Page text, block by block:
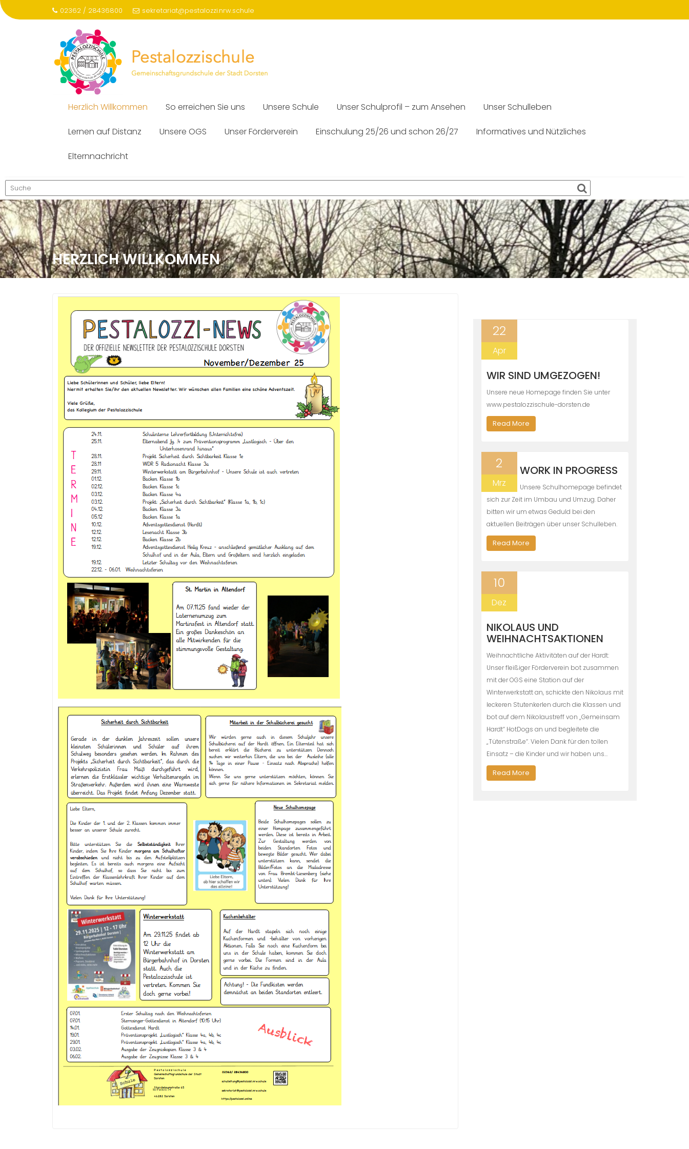
Skip
02362 / 28436800 sekretariat@pestalozzi.nrw.schule
Herzlich Willkommen So erreichen Sie uns Unsere Schule Unser Schulprofil – zum Ansehen Unser Schulleben
Lernen auf Distanz Unsere OGS Unser Förderverein Einschulung 25/26 und schon 26/27 Informatives und Nützliches
Elternnachricht
HERZLICH WILLKOMMEN
22
Apr
WIR SIND UMGEZOGEN!
Unsere neue Homepage finden Sie unter
www.pestalozzischule-dorsten.de
Read More
2
Mrz
WORK IN PROGRESS
Unsere Schulhomepage befindet
sich zur Zeit im Umbau und Umzug. Daher
bitten wir um etwas Geduld bei den
aktuellen Beiträgen über unser Schulleben.
Read More
10
Dez
NIKOLAUS UND
WEIHNACHTSAKTIONEN
Weihnachtliche Aktivitäten auf der Hardt:
Unser fleißiger Förderverein bot zusammen
mit der OGS eine Station auf der
Winterwerkstatt an, schickte den Nikolaus mit
leckeren Stutenkerlen durch die Klassen und
bot auf dem Nikolaustreff von „Gemeinsam
Hardt“ HotDogs an und begleitete die
„Tütenstraße“. Vielen Dank für den tollen
Einsatz – die Kinder und wir haben uns…
Read More